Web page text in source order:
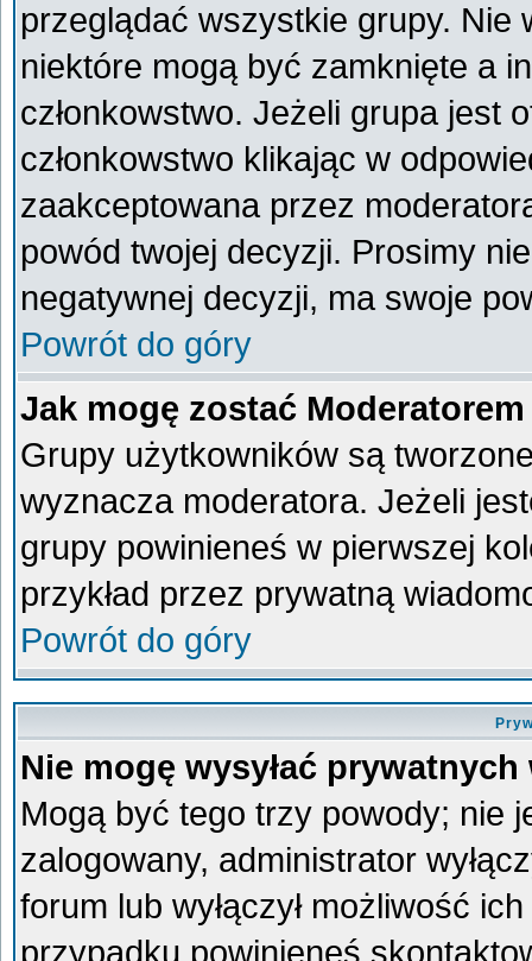
przeglądać wszystkie grupy.
niektóre mogą być zamknięte a
członkowstwo. Jeżeli grupa jest
członkowstwo klikając w
zaakceptowana przez
powód twojej decyzji. Prosimy
negatywnej decyzji, ma swoje
Powrót do góry
Jak mogę zostać
Grupy użytkowników są
wyznacza moderatora. Jeżeli
grupy powinieneś w pierwszej
przykład przez prywatną
Powrót do góry
Nie mogę wysyłać
Mogą być tego trzy powody; nie
zalogowany, administrator
forum lub wyłączył możliwość
przypadku powinieneś